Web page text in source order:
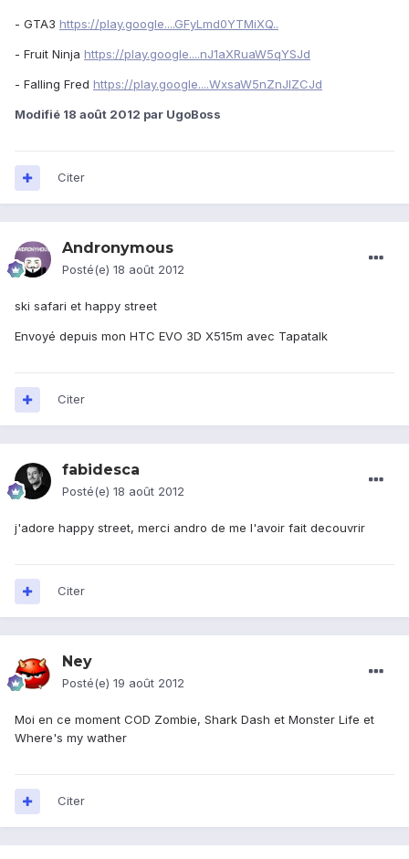
- GTA3 https://play.google....GFyLmd0YTMiXQ..
- Fruit Ninja https://play.google....nJ1aXRuaW5qYSJd
- Falling Fred https://play.google....WxsaW5nZnJlZCJd
Modifié 18 août 2012 par UgoBoss
Citer
Andronymous
Posté(e) 18 août 2012
ski safari et happy street
Envoyé depuis mon HTC EVO 3D X515m avec Tapatalk
Citer
fabidesca
Posté(e) 18 août 2012
j'adore happy street, merci andro de me l'avoir fait decouvrir
Citer
Ney
Posté(e) 19 août 2012
Moi en ce moment COD Zombie, Shark Dash et Monster Life et
Where's my wather
Citer